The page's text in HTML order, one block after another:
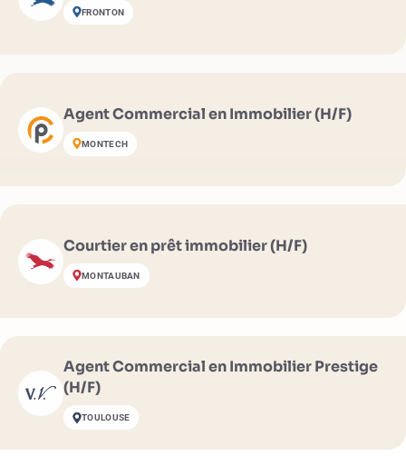
FRONTON
Agent Commercial en Immobilier (H/F)
MONTECH
Courtier en prêt immobilier (H/F)
MONTAUBAN
Agent Commercial en Immobilier Prestige
(H/F)
TOULOUSE